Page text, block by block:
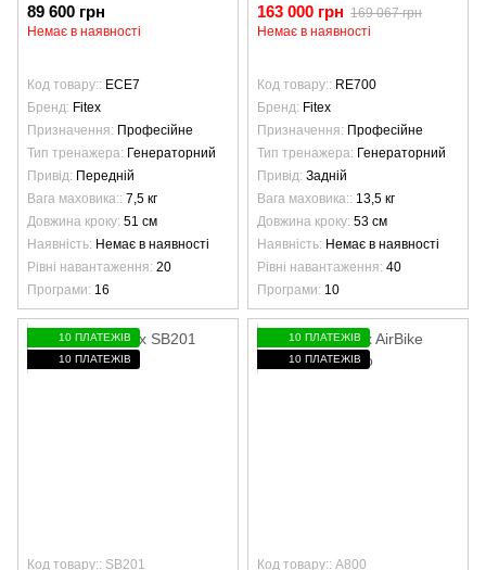
89 600 грн
Немає в наявності
Код товару:
ECE7
Бренд Fitex
Призначення
Професійне
Тип тренажера Генераторний
Привід Передній
Вага маховика: 7,5 кг
Довжина кроку 51 см
Наявність Немає в наявності
Рівні навантаження 20
Програми 16
163 000 грн 169 067 грн
Немає в наявності
Код товару:
RE700
Бренд Fitex
Призначення
Професійне
Тип тренажера Генераторний
Привід Задній
Вага маховика: 13,5 кг
Довжина кроку 53 см
Наявність Немає в наявності
Рівні навантаження 40
Програми 10
10 ПЛАТЕЖІВ
10 ПЛАТЕЖІВ
Код товару:: SB201
10 ПЛАТЕЖІВ
10 ПЛАТЕЖІВ
Код товару:: A800